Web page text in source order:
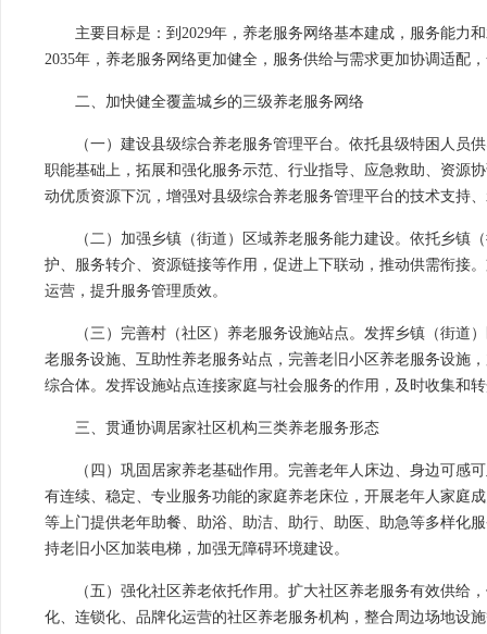
主要目标是：到2029年，养老服务网络基本建成，服务能力
2035年，养老服务网络更加健全，服务供给与需求更加协调适配
二、加快健全覆盖城乡的三级养老服务网络
（一）建设县级综合养老服务管理平台。依托县级特困人
职能基础上，拓展和强化服务示范、行业指导、应急救助、资源
动优质资源下沉，增强对县级综合养老服务管理平台的技术支持
（二）加强乡镇（街道）区域养老服务能力建设。依托乡
护、服务转介、资源链接等作用，促进上下联动，推动供需衔接
运营，提升服务管理质效。
（三）完善村（社区）养老服务设施站点。发挥乡镇（街道
老服务设施、互助性养老服务站点，完善老旧小区养老服务设施
综合体。发挥设施站点连接家庭与社会服务的作用，及时收集和
三、贯通协调居家社区机构三类养老服务形态
（四）巩固居家养老基础作用。完善老年人床边、身边可
有连续、稳定、专业服务功能的家庭养老床位，开展老年人家庭
等上门提供老年助餐、助浴、助洁、助行、助医、助急等多样化
持老旧小区加装电梯，加强无障碍环境建设。
（五）强化社区养老依托作用。扩大社区养老服务有效供
化、连锁化、品牌化运营的社区养老服务机构，整合周边场地设